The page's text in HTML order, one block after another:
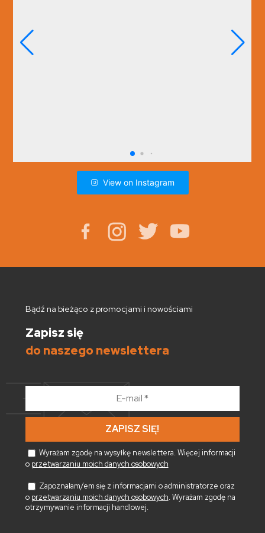
View on Instagram
Bądź na bieżąco z promocjami i nowościami
Zapisz się
do naszego newslettera
*
Wyrażam zgodę na wysyłkę newslettera. Więcej informacji
o przetwarzaniu moich danych osobowych
Zapoznałam/em się z informacjami o administratorze oraz
o przetwarzaniu moich danych osobowych. Wyrażam zgodę na
otrzymywanie informacji handlowej.